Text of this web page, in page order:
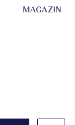
MAGAZIN